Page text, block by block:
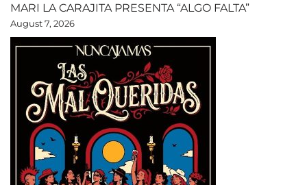
MARI LA CARAJITA PRESENTA “ALGO FALTA”
August 7, 2026